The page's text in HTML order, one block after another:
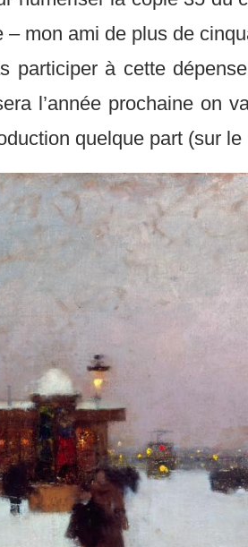
– mon ami de plus de
participer à cette
l’année prochaine on
quelque part (sur